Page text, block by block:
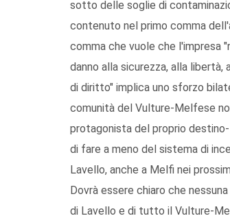
sotto delle soglie di
contenuto nel primo comma
comma che vuole che l'impresa
danno alla sicurezza, alla libertà,
di diritto" implica uno sforzo
comunità del Vulture-Melfese
protagonista del proprio
di fare a meno del sistema di
Lavello, anche a Melfi nei
Dovrà essere chiaro che
di Lavello e di tutto il Vulture-